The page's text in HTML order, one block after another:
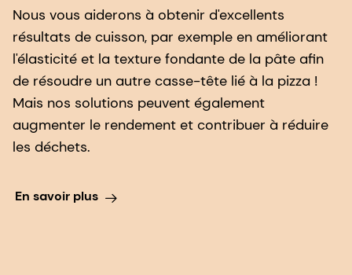
Nous vous aiderons à obtenir d'excellents
résultats de cuisson, par exemple en améliorant
l'élasticité et la texture fondante de la pâte afin
de résoudre un autre casse-tête lié à la pizza !
Mais nos solutions peuvent également
augmenter le rendement et contribuer à réduire
les déchets.
En savoir plus